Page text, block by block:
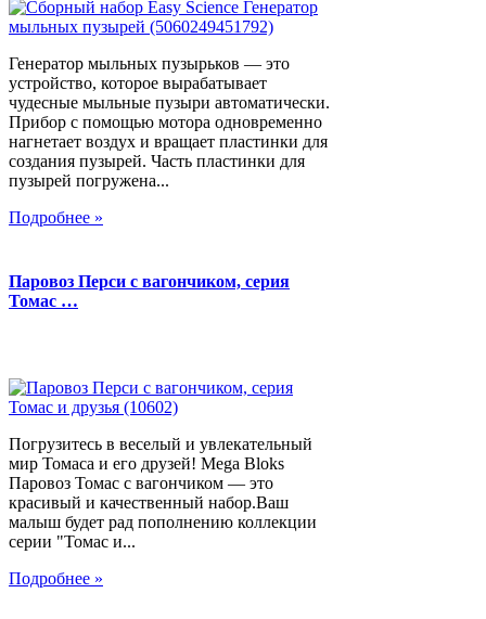
Генератор мыльных пузырьков — это
устройство, которое вырабатывает
чудесные мыльные пузыри автоматически.
Прибор с помощью мотора одновременно
нагнетает воздух и вращает пластинки для
создания пузырей. Часть пластинки для
пузырей погружена...
Подробнее »
Паровоз Перси с вагончиком, серия
Томас …
Погрузитесь в веселый и увлекательный
мир Томаса и его друзей! Mega Bloks
Паровоз Томас с вагончиком — это
красивый и качественный набор.Ваш
малыш будет рад пополнению коллекции
серии "Томас и...
Подробнее »